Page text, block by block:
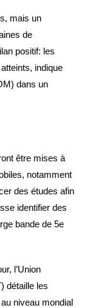
mais un
de
positif: les
indique
dans un
être mises à
notamment
des études afin
identifier des
bande de 5e
l’Union
détaille les
niveau mondial